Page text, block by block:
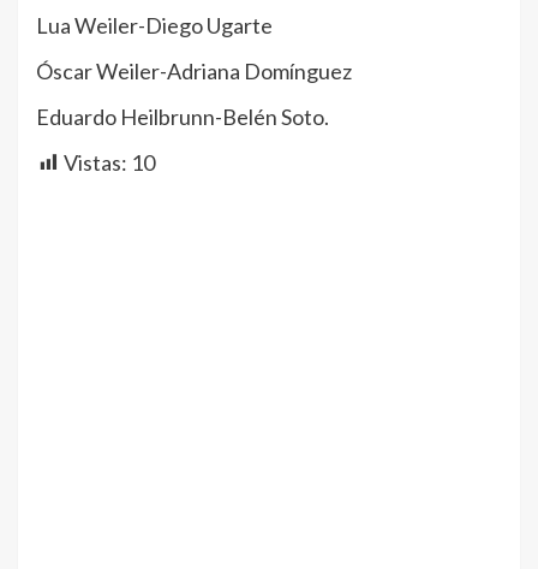
Lua Weiler-Diego Ugarte
Óscar Weiler-Adriana Domínguez
Eduardo Heilbrunn-Belén Soto.
Vistas: 10